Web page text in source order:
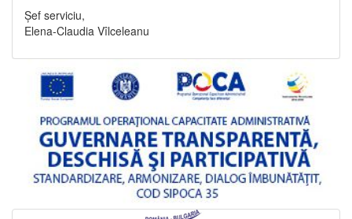
Șef serviciu,
Elena-Claudia Vîlceleanu